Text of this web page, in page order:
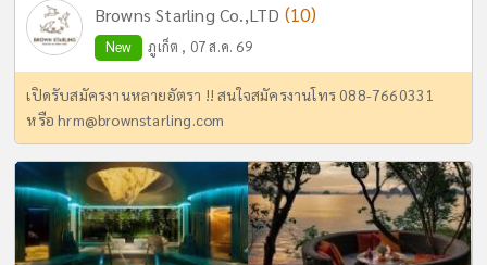
Browns Starling Co.,LTD (10)
New ภูเก็ต , 07 ส.ค. 69
เปิดรับสมัครงานหลายอัตรา !! สนใจสมัครงานโทร 088-7660331
หรือhrm@brownstarling.com